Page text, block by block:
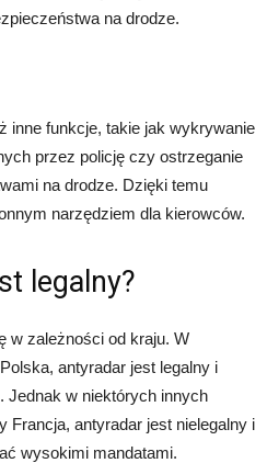
na drodze.
inne funkcje, takie jak wykrywanie
przez policję czy ostrzeganie
na drodze. Dzięki temu
narzędziem dla kierowców.
legalny?
w zależności od kraju. W
antyradar jest legalny i
Jednak w niektórych innych
Francja, antyradar jest nielegalny i
wysokimi mandatami.